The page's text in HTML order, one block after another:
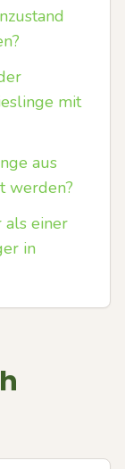
mit
aus
werden?
einer
in